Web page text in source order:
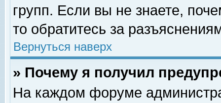
групп. Если вы не знаете,
то обратитесь за
Вернуться наверх
» Почему я получил
На каждом форуме